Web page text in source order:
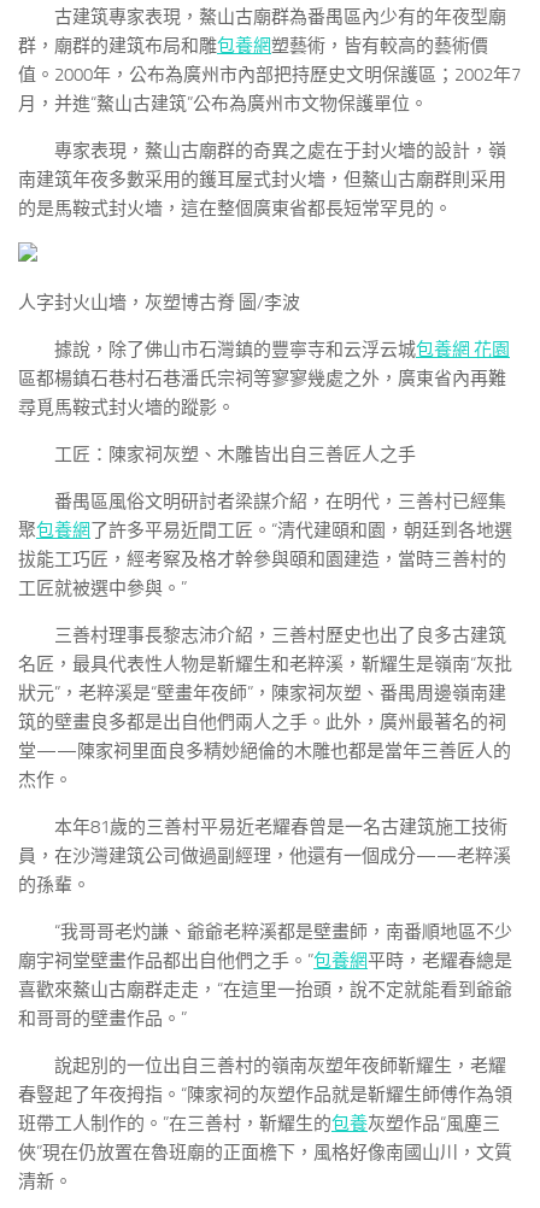
古建筑專家表現，鰲山古廟群為番禺區內少有的年夜型廟
群，廟群的建筑布局和雕包養網塑藝術，皆有較高的藝術價
值。2000年，公布為廣州市內部把持歷史文明保護區；2002年7
月，并進“鰲山古建筑”公布為廣州市文物保護單位。
專家表現，鰲山古廟群的奇異之處在于封火墻的設計，嶺
南建筑年夜多數采用的鑊耳屋式封火墻，但鰲山古廟群則采用
的是馬鞍式封火墻，這在整個廣東省都長短常罕見的。
人字封火山墻，灰塑博古脊 圖/李波
據說，除了佛山市石灣鎮的豐寧寺和云浮云城包養網 花園
區都楊鎮石巷村石巷潘氏宗祠等寥寥幾處之外，廣東省內再難
尋覓馬鞍式封火墻的蹤影。
工匠：陳家祠灰塑、木雕皆出自三善匠人之手
番禺區風俗文明研討者梁謀介紹，在明代，三善村已經集
聚包養網了許多平易近間工匠。“清代建頤和園，朝廷到各地選
拔能工巧匠，經考察及格才幹參與頤和園建造，當時三善村的
工匠就被選中參與。”
三善村理事長黎志沛介紹，三善村歷史也出了良多古建筑
名匠，最具代表性人物是靳耀生和老粹溪，靳耀生是嶺南“灰批
狀元”，老粹溪是“壁畫年夜師”，陳家祠灰塑、番禺周邊嶺南建
筑的壁畫良多都是出自他們兩人之手。此外，廣州最著名的祠
堂——陳家祠里面良多精妙絕倫的木雕也都是當年三善匠人的
杰作。
本年81歲的三善村平易近老耀春曾是一名古建筑施工技術
員，在沙灣建筑公司做過副經理，他還有一個成分——老粹溪
的孫輩。
“我哥哥老灼謙、爺爺老粹溪都是壁畫師，南番順地區不少
廟宇祠堂壁畫作品都出自他們之手。”包養網平時，老耀春總是
喜歡來鰲山古廟群走走，“在這里一抬頭，說不定就能看到爺爺
和哥哥的壁畫作品。”
說起別的一位出自三善村的嶺南灰塑年夜師靳耀生，老耀
春豎起了年夜拇指。“陳家祠的灰塑作品就是靳耀生師傅作為領
班帶工人制作的。”在三善村，靳耀生的包養灰塑作品“風塵三
俠”現在仍放置在魯班廟的正面檐下，風格好像南國山川，文質
清新。